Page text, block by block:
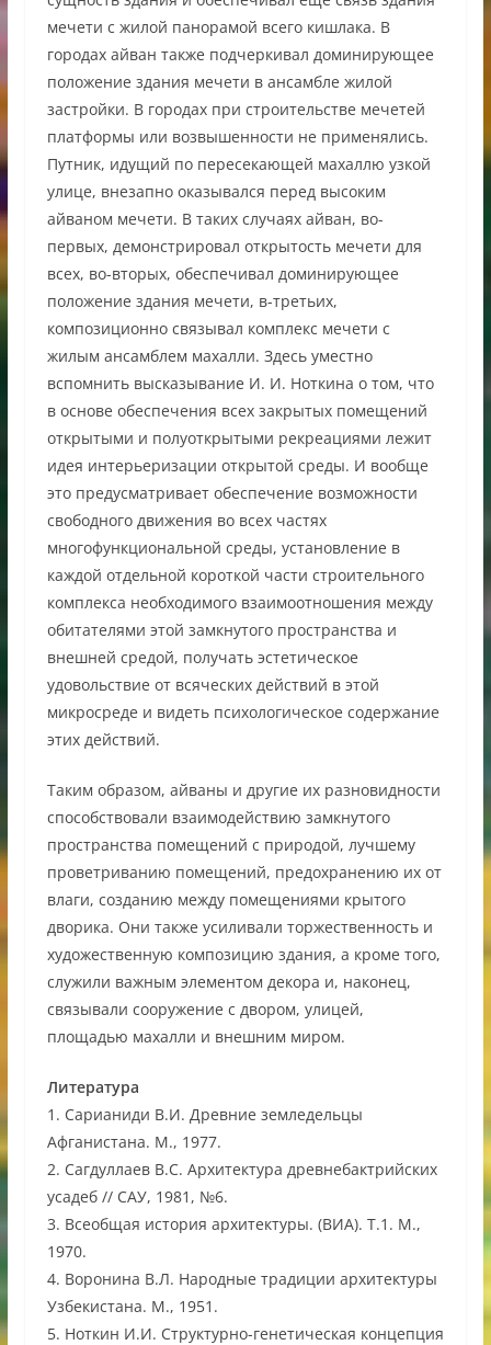
мечети с жилой панорамой всего кишлака. В
городах айван также подчеркивал доминирующее
положение здания мечети в ансамбле жилой
застройки. В городах при строительстве мечетей
платформы или возвышенности не применялись.
Путник, идущий по пересекающей махаллю узкой
улице, внезапно оказывался перед высоким
айваном мечети. В таких случаях айван, во-
первых, демонстрировал открытость мечети для
всех, во-вторых, обеспечивал доминирующее
положение здания мечети, в-третьих,
композиционно связывал комплекс мечети с
жилым ансамблем махалли. Здесь уместно
вспомнить высказывание И. И. Ноткина о том, что
в основе обеспечения всех закрытых помещений
открытыми и полуоткрытыми рекреациями лежит
идея интерьеризации открытой среды. И вообще
это предусматривает обеспечение возможности
свободного движения во всех частях
многофункциональной среды, установление в
каждой отдельной короткой части строительного
комплекса необходимого взаимоотношения между
обитателями этой замкнутого пространства и
внешней средой, получать эстетическое
удовольствие от всяческих действий в этой
микросреде и видеть психологическое содержание
этих действий.
Таким образом, айваны и другие их разновидности
способствовали взаимодействию замкнутого
пространства помещений с природой, лучшему
проветриванию помещений, предохранению их от
влаги, созданию между помещениями крытого
дворика. Они также усиливали торжественность и
художественную композицию здания, а кроме того,
служили важным элементом декора и, наконец,
связывали сооружение с двором, улицей,
площадью махалли и внешним миром.
Литература
1. Сарианиди В.И. Древние земледельцы
Афганистана. М., 1977.
2. Сагдуллаев В.С. Архитектура древнебактрийских
усадеб // САУ, 1981, №6.
3. Всеобщая история архитектуры. (ВИА). Т.1. М.,
1970.
4. Воронина В.Л. Народные традиции архитектуры
Узбекистана. М., 1951.
5. Ноткин И.И. Структурно-генетическая концепция